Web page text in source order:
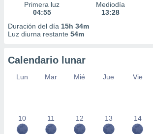
Primera luz
04:55
Mediodía
13:28
Duración del día 15h 34m
Luz diurna restante 54m
Calendario lunar
Lun Mar Mié Jue Vie
10 11 12 13 14